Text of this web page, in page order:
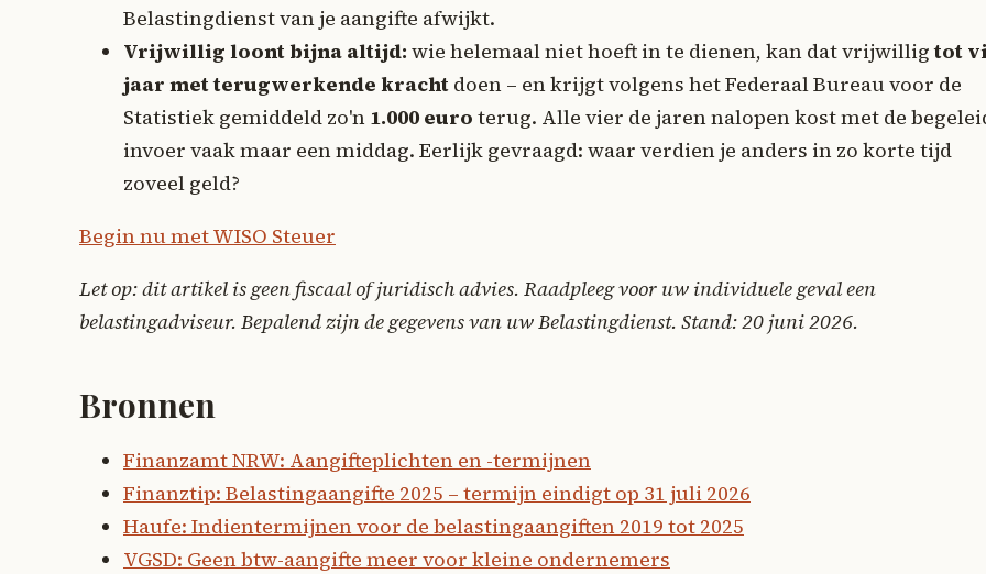
Belastingdienst van je aangifte afwijkt.
Vrijwillig loont bijna altijd: wie helemaal niet hoeft in te dienen, kan dat vrijwilligtot
jaar met terugwerkende kracht doen – en krijgt volgens het Federaal Bureau voor de
Statistiek gemiddeld zo'n 1.000 euro terug. Alle vier de jaren nalopen kost met de
invoer vaak maar een middag. Eerlijk gevraagd: waar verdien je anders in zo korte tijd
zoveel geld?
Begin nu met WISO Steuer
Let op: dit artikel is geen fiscaal of juridisch advies. Raadpleeg voor uw individuele geval een
belastingadviseur. Bepalend zijn de gegevens van uw Belastingdienst. Stand: 20 juni 2026.
Bronnen
Finanzamt NRW: Aangifteplichten en -termijnen
Finanztip: Belastingaangifte 2025 – termijn eindigt op 31 juli 2026
Haufe: Indientermijnen voor de belastingaangiften 2019 tot 2025
VGSD: Geen btw-aangifte meer voor kleine ondernemers